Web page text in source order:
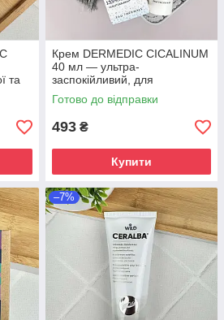
та
Крем DERMEDIC CICALINUM
40 мл — ультра-
заспокійливий, для
відновлення сухої та
атопічної шкіри
Готово до відправки
493 ₴
Купити
–7%